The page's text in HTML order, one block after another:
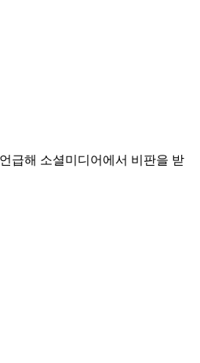
급해 소셜미디어에서 비판을 받